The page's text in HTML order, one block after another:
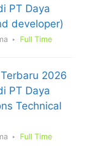
PT Daya
developer)
Full Time
2026
PT Daya
Technical
Full Time